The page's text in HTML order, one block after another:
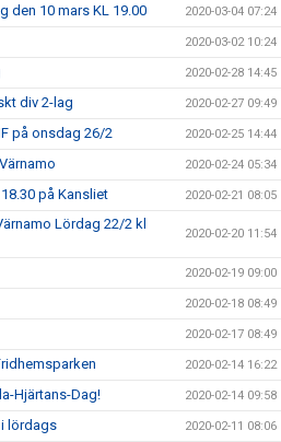
den 10 mars KL 19.00 2020-03-04 07:24
2020-03-02 10:24
2020-02-28 14:45
div 2-lag 2020-02-27 09:49
på onsdag 26/2 2020-02-25 14:44
2020-02-24 05:34
på Kansliet 2020-02-21 08:05
Lördag 22/2 kl
2020-02-20 11:54
2020-02-19 09:00
2020-02-18 08:49
2020-02-17 08:49
2020-02-14 16:22
Hjärtans-Dag! 2020-02-14 09:58
lördags 2020-02-11 08:06